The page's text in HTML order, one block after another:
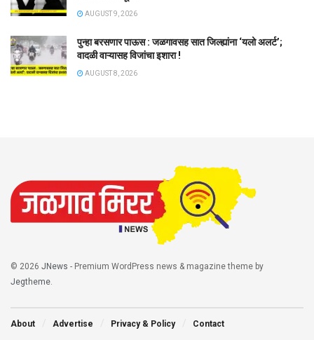
AUGUST 9, 2026
पुन्हा बरसणार पाऊस : जळगावसह सात जिल्ह्यांना ‘यलो अलर्ट’;
वादळी वाऱ्यासह विजांचा इशारा !
AUGUST 8, 2026
© 2026 JNews - Premium WordPress news & magazine theme by
Jegtheme
About Advertise Privacy & Policy Contact